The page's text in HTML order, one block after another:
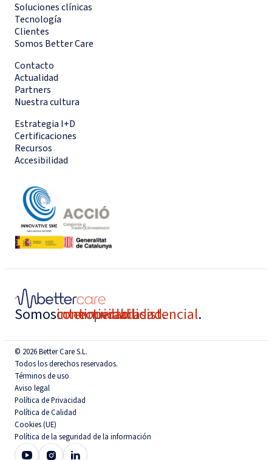
Soluciones clínicas
Tecnología
Clientes
Somos Better Care
Contacto
Actualidad
Partners
Nuestra cultura
Estrategia I+D
Certificaciones
Recursos
Accesibilidad
Somosconectividad.
interoperabilidad.
continuidad asistencial.
© 2026 Better Care S.L.
Todos los derechos reservados.
Términos de uso
Aviso legal
Política de Privacidad
Política de Calidad
Cookies (UE)
Política de la seguridad de la información